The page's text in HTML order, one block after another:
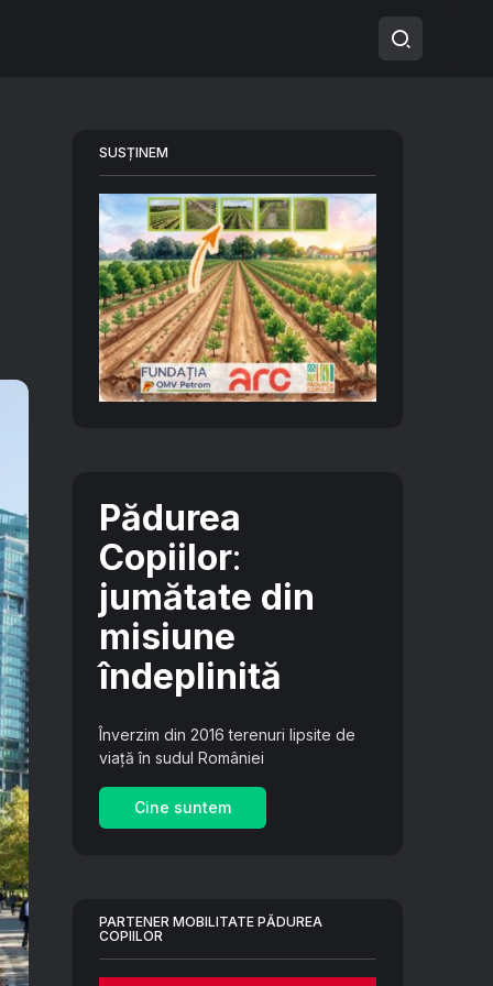
SUSȚINEM
Pădurea
Copiilor:
jumătate din
misiune
îndeplinită
Înverzim din 2016 terenuri lipsite de
viață în sudul României
Cine suntem
PARTENER MOBILITATE PĂDUREA
COPIILOR